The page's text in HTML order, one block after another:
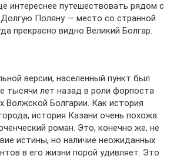
интереснее путешествовать рядом с
Поляну — место со странной
прекрасно видно Великий Болгар.
версии, населенный пункт был
тысячи лет назад в роли форпоста
Волжской Болгарии. Как история
история Казани очень похожа
роман. Это, конечно же, не
истины, но наличие неожиданных
в его жизни порой удивляет. Это